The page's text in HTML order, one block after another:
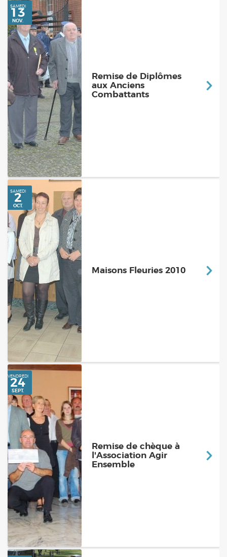
SAMEDI
13
NOV.
Remise de Diplômes
aux Anciens
Combattants
SAMEDI
2
Maisons Fleuries 2010
Remise de chèque à
l'Association Agir
Ensemble